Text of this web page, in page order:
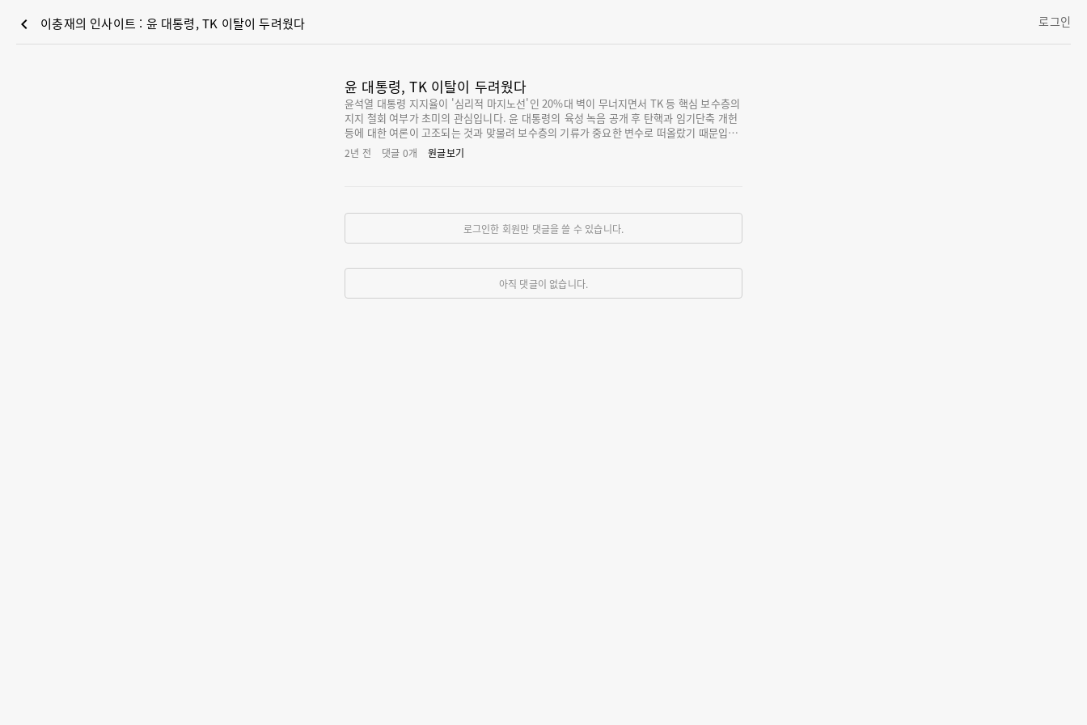
chevron_left 이충재의 인사이트 : 윤 대통령, TK 이탈이 두려웠다 로그인
윤 대통령, TK 이탈이 두려웠다
윤석열 대통령 지지율이 '심리적 마지노선'인 20%대 벽이 무너지면서 TK 등 핵심 보수층의
지지 철회 여부가 초미의 관심입니다. 윤 대통령의 육성 녹음 공개 후 탄핵과 임기단축 개헌
등에 대한 여론이 고조되는 것과 맞물려 보수층의 기류가 중요한 변수로 떠올랐기 때문입니
다. 보수층의 동조 없이는 이런 시도가 성사될 가능성이 희박하기에 향후 정국을 가르는 최
대 변수가 될 가능성이 높습니다. 윤 대통령이 기자회견을 당초 일정보다 앞당긴 것도 보수
다. 갤럽 조사의 경우 TK 지지율은 18%로 전국 평균(19%)보다 낮았습니다. 윤석열 정부 출
범이후 콘크리트 지지를 보내던 TK에서 다른 지역에 비해 지지율이 낮은 것은 전례를 찾기
2년 전 댓글 0개 원글보기
로그인한 회원만 댓글을 쓸 수 있습니다.
아직 댓글이 없습니다.